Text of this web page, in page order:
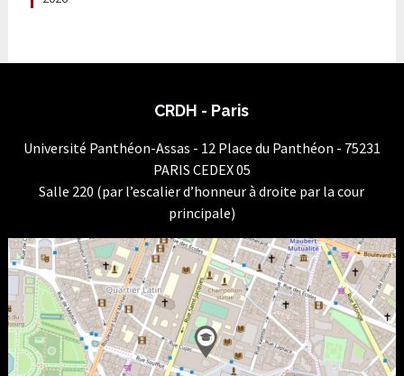
CRDH - Paris
Université Panthéon-Assas - 12 Place du Panthéon - 75231
PARIS CEDEX 05
Salle 220 (par l’escalier d’honneur à droite par la cour
principale)